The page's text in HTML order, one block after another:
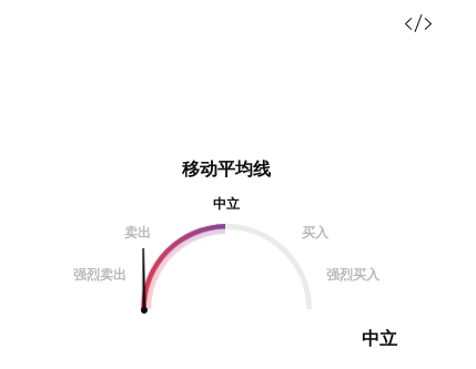
移动平均线
中立
卖出
买入
强烈卖出 强烈买入
中立